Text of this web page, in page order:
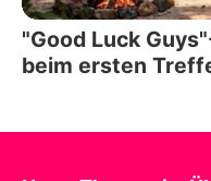
"Good Luck
beim ersten